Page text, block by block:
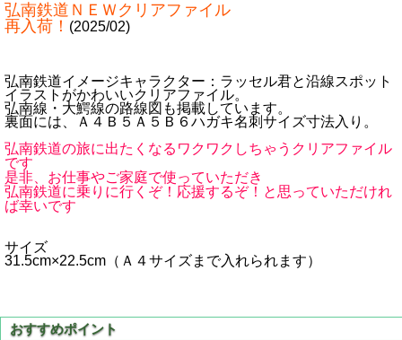
弘南鉄道ＮＥＷクリアファイル
再入荷！ (2025/02)
弘南鉄道イメージキャラクター：ラッセル君と沿線スポット
イラストがかわいいクリアファイル。
弘南線・大鰐線の路線図も掲載しています。
裏面には、Ａ４Ｂ５Ａ５Ｂ６ハガキ名刺サイズ寸法入り。
弘南鉄道の旅に出たくなるワクワクしちゃうクリアファイル
です
是非、お仕事やご家庭で使っていただき
弘南鉄道に乗りに行くぞ！応援するぞ！と思っていただけれ
ば幸いです
サイズ
31.5cm×22.5cm（Ａ４サイズまで入れられます）